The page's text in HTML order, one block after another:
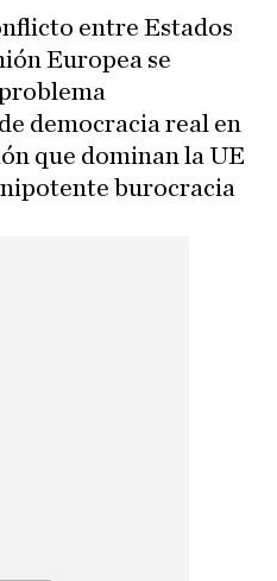
entre Estados
Europea se
democracia real en
que dominan la UE
burocracia